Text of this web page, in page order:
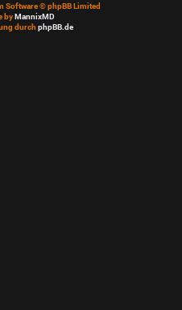
Software © phpBB Limited
byMannixMD
durchphpBB.de